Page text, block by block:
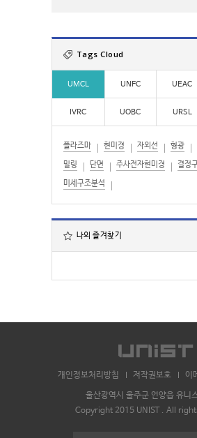
:
Tags Cloud
UMCL UNFC UEAC
IVRC UOBC URSL
플라즈마 현미경 자외선 형광
밀링 단면 주사전자현미경 결정
미세구조분석
나의 즐겨찾기
개인정보처리방침 저작권보호 이
울산광역시 울주군 언양읍 유니
Copyright 2015 UNIST . All